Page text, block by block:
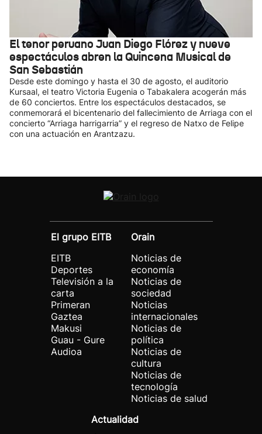
El tenor peruano Juan Diego Flórez y nueve
espectáculos abren la Quincena Musical de
San Sebastián
Desde este domingo y hasta el 30 de agosto, el auditorio
Kursaal, el teatro Victoria Eugenia o Tabakalera acogerán más
de 60 conciertos. Entre los espectáculos destacados, se
conmemorará el bicentenario del fallecimiento de Arriaga con el
concierto “Arriaga harrigarria” y el regreso de Natxo de Felipe
con una actuación en Arantzazu.
El grupo EITB
EITB
Deportes
Televisión a la
carta
Primeran
Gaztea
Makusi
Guau - Gure
Audioa
Orain
Noticias de
economía
Noticias de
sociedad
Noticias
internacionales
Noticias de
política
Noticias de
cultura
Noticias de
tecnología
Noticias de salud
Actualidad